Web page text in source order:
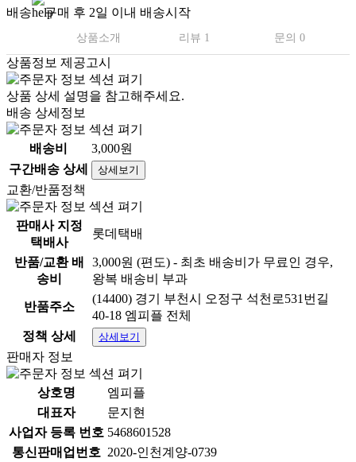
배송 구매 후 2일 이내 배송시작
상품소개 리뷰 1 문의 0
상품정보 제공고시
상품 상세 설명을 참고해주세요.
배송 상세정보
배송비
3,000원
구간배송 상세
상세보기
교환/반품정책
판매사 지정
택배사
롯데택배
반품/교환 배
송비
3,000원 (편도) - 최초 배송비가 무료인 경우,
왕복 배송비 부과
반품주소
(14400) 경기 부천시 오정구 석천로531번길
40-18 엠피플 전체
정책 상세
상세보기
판매자 정보
상호명
엠피플
대표자
문지현
사업자 등록 번호 5468601528
통신판매업번호 2020-인천계양-0739